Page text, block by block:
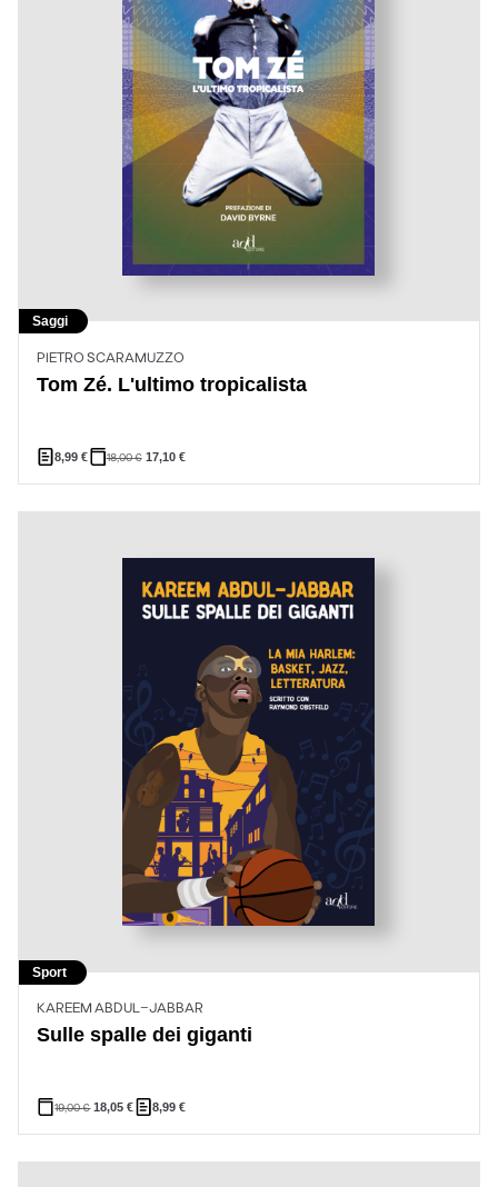
Saggi
PIETRO SCARAMUZZO
Tom Zé. L'ultimo tropicalista
8,99€ 18,00€ 17,10 €
Sport
KAREEM ABDUL-JABBAR
Sulle spalle dei giganti
19,00€ 18,05€ 8,99 €